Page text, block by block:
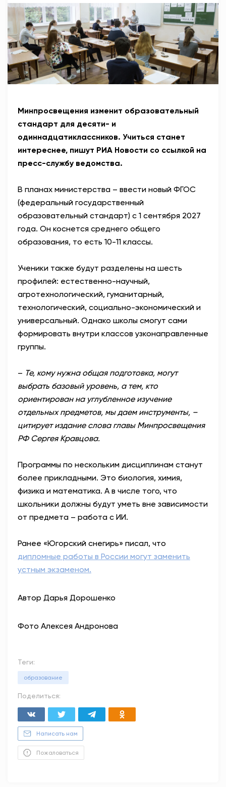
АНТИТЕРРОР
НОВОСТИ
ОФИЦИАЛЬНО
94,84
Вход / Регистрация
Минпросвещения изменит образовательный
стандарт для десяти- и
одиннадцатиклассников. Учиться станет
интереснее, пишут РИА Новости со ссылкой на
пресс-службу ведомства.
В планах министерства – ввести новый ФГОС
(федеральный государственный
образовательный стандарт) с 1 сентября 2027
года. Он коснется среднего общего
образования, то есть 10-11 классы.
Ученики также будут разделены на шесть
профилей: естественно-научный,
агротехнологический, гуманитарный,
технологический, социально-экономический и
универсальный. Однако школы смогут сами
формировать внутри классов узконаправленные
группы.
– Те, кому нужна общая подготовка, могут
выбрать базовый уровень, а тем, кто
ориентирован на углубленное изучение
отдельных предметов, мы даем инструменты, –
цитирует издание слова главы Минпросвещения
РФ Сергея Кравцова.
Программы по нескольким дисциплинам станут
более прикладными. Это биология, химия,
физика и математика. А в числе того, что
школьники должны будут уметь вне зависимости
от предмета – работа с ИИ.
Ранее «Югорский снегирь» писал, что
дипломные работы в России могут заменить
устным экзаменом.
Автор Дарья Дорошенко
Фото Алексея Андронова
Теги:
образование
Поделиться:
Написать нам
Пожаловаться